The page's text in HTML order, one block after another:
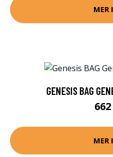
MER
GENESIS BAG
662
MER